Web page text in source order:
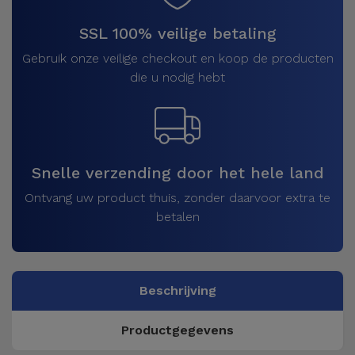
SSL 100% veilige betaling
Gebruik onze veilige checkout en koop de producten
die u nodig hebt
Snelle verzending door het hele land
Ontvang uw product thuis, zonder daarvoor extra te
betalen
Beschrijving
Productgegevens